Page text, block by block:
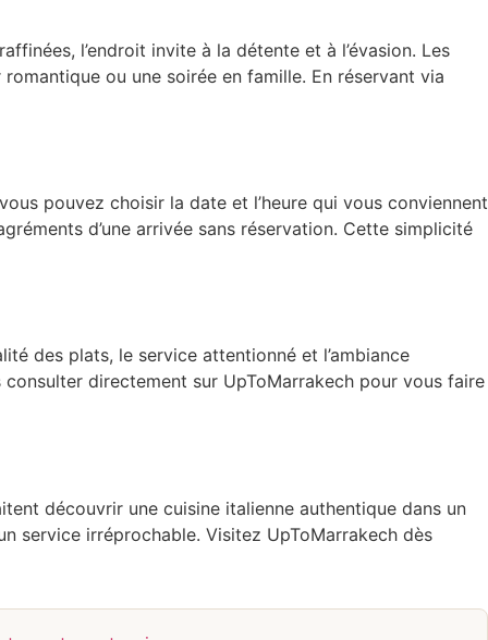
l’endroit invite à la détente et à l’évasion. Les
ou une soirée en famille. En réservant via
pouvez choisir la date et l’heure qui vous conviennent
d’une arrivée sans réservation. Cette simplicité
des plats, le service attentionné et l’ambiance
consulter directement sur UpToMarrakech pour vous faire
découvrir une cuisine italienne authentique dans un
service irréprochable. Visitez UpToMarrakech dès